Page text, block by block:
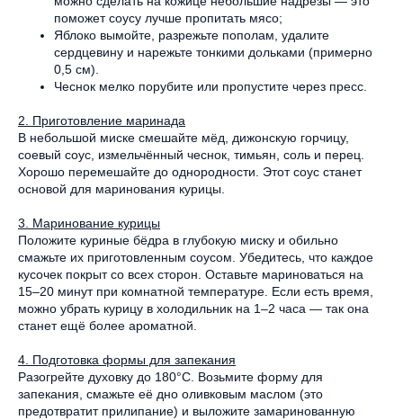
поможет соусу лучше пропитать мясо;
Яблоко вымойте, разрежьте пополам, удалите
сердцевину и нарежьте тонкими дольками (примерно
0,5 см).
Чеснок мелко порубите или пропустите через пресс.
2. Приготовление маринада
В небольшой миске смешайте мёд, дижонскую горчицу,
соевый соус, измельчённый чеснок, тимьян, соль и перец.
Хорошо перемешайте до однородности. Этот соус станет
основой для маринования курицы.
3. Маринование курицы
Положите куриные бёдра в глубокую миску и обильно
смажьте их приготовленным соусом. Убедитесь, что каждое
кусочек покрыт со всех сторон. Оставьте мариноваться на
15–20 минут при комнатной температуре. Если есть время,
можно убрать курицу в холодильник на 1–2 часа — так она
станет ещё более ароматной.
4. Подготовка формы для запекания
Разогрейте духовку до 180°C. Возьмите форму для
запекания, смажьте её дно оливковым маслом (это
предотвратит прилипание) и выложите замаринованную